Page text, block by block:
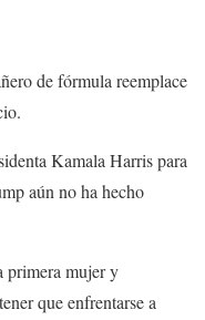
de fórmula reemplace
Kamala Harris para
aún no ha hecho
primera mujer y
que enfrentarse a